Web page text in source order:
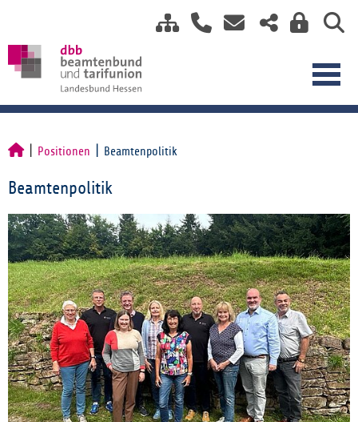
Positionen Beamtenpolitik
Beamtenpolitik